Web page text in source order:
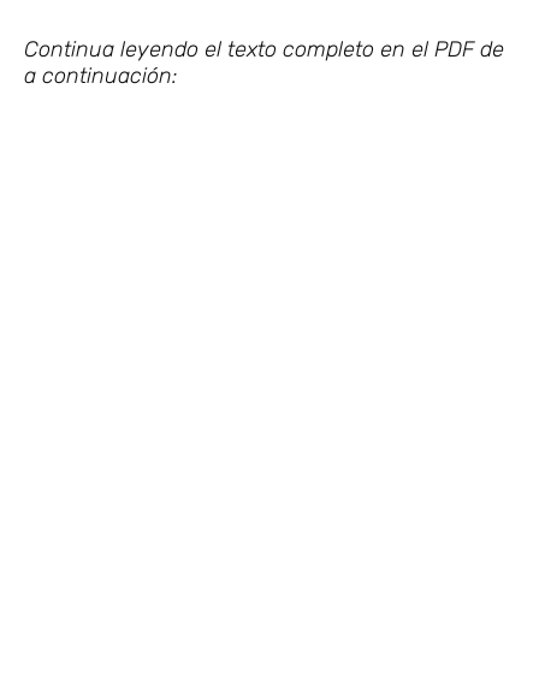
Continua leyendo el texto completo en el PDF de
a continuación: